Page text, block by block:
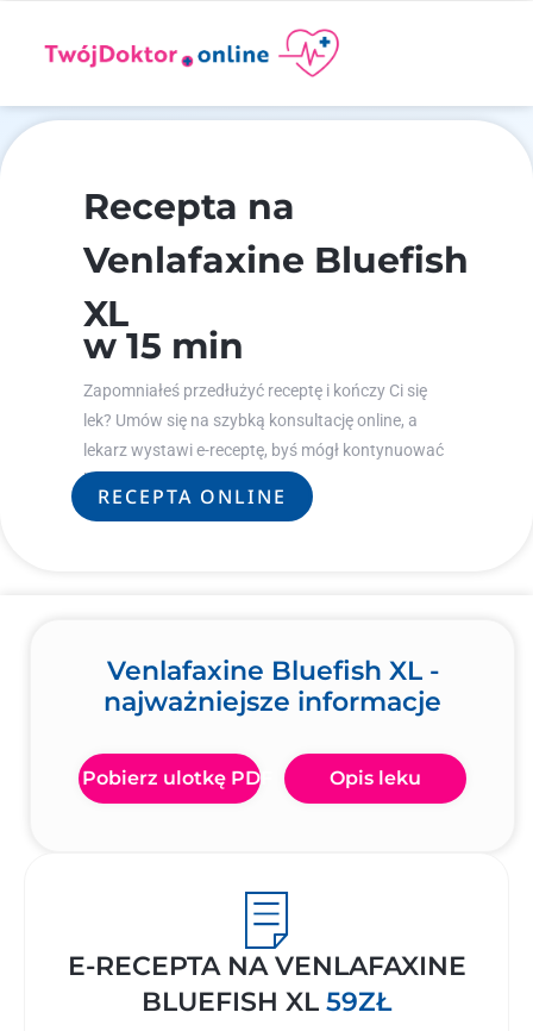
Recepta na
Venlafaxine Bluefish
XL
w 15 min
Zapomniałeś przedłużyć receptę i kończy Ci się
lek? Umów się na szybką konsultację online, a
lekarz wystawi e-receptę, byś mógł kontynuować
leczenie.
RECEPTA ONLINE
Venlafaxine Bluefish XL -
najważniejsze informacje
Pobierz ulotkę PDF Opis leku
E-RECEPTA NA VENLAFAXINE
BLUEFISH XL 59ZŁ